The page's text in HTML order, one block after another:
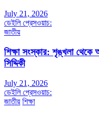
July 21, 2026
ডেইলি প্রেসওয়াচ:
জাতীয়
শিক্ষা সংস্কার: শৃঙ্খলা থেকে
সিদ্দিকী
July 21, 2026
ডেইলি প্রেসওয়াচ:
জাতীয় শিক্ষা